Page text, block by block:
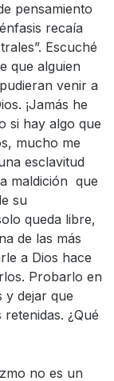
pensamiento
recaía
Escuché
que alguien
venir a
¡Jamás he
si hay algo que
mucho me
esclavitud
maldición que
su
queda libre,
de las más
a Dios hace
Probarlo en
y dejar que
¿Qué
no es un